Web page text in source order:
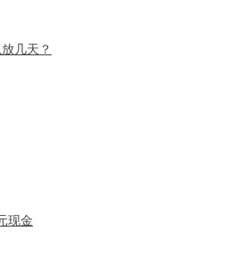
几天？
现金